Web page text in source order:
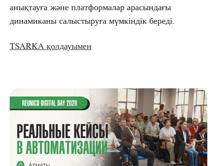
анықтауға және платформалар арасындағы
динамиканы салыстыруға мүмкіндік береді.
TSARKA қолдауымен